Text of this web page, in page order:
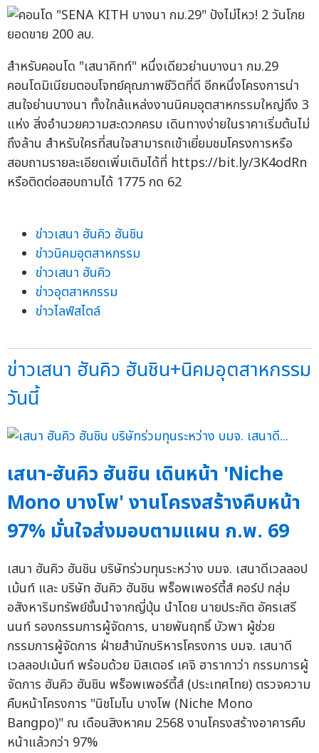
สำหรับคอนโด "เสนาคิทท์" หนึ่งเดียวย่านบางนา กม.29
คอนโดมิเนียมตอบโจทย์คุณภาพชีวิตที่ดี อีกหนึ่งโครงการน่า
สนใจย่านบางนา ทั้งใกล้แหล่งงานนิคมอุตสาหกรรมใหญ่ถึง 3
แห่ง สิ่งอำนวยความสะดวกครบ เดินทางง่ายในราคาเริ่มต้นไม่
ถึงล้าน สำหรับใครที่สนใจสามารถเข้าเยี่ยมชมโครงการหรือ
สอบถามรายละเอียดเพิ่มเติมได้ที่ https://bit.ly/3K4odRn
หรือติดต่อสอบถามได้ 1775 กด 62
ข่าวเสนา ฮันคิว ฮันชิน
ข่าวนิคมอุตสาหกรรม
ข่าวเสนา ฮันคิว
ข่าวอุตสาหกรรม
ข่าวไลฟ์สไตล์
ข่าวเสนา ฮันคิว ฮันชิน+นิคมอุตสาหกรรม
วันนี้
เสนา-ฮันคิว ฮันชิน เดินหน้า 'Niche
Mono บางโพ' งานโครงสร้างคืบหน้า
97% มั่นใจส่งมอบตามแผน ก.พ. 69
เสนา ฮันคิว ฮันชิน บริษัทร่วมทุนระหว่าง บมจ. เสนาดีเวลลอป
เม้นท์ และ บริษัท ฮันคิว ฮันชิน พร็อพเพอร์ตี้ส์ คอร์ป กลุ่ม
อสังหาริมทรัพย์ชั้นนำจากญี่ปุ่น นำโดย นายประกิต อัครเสรี
นนท์ รองกรรมการผู้จัดการ, นายพันฤทธิ์ บัวพา ผู้ช่วย
กรรมการผู้จัดการ ฝ่ายสำนักบริหารโครงการ บมจ. เสนาดี
เวลลอปเม้นท์ พร้อมด้วย มิสเตอร์ เคจิ ฮารากาว่า กรรมการผู้
จัดการ ฮันคิว ฮันชิน พร็อพเพอร์ตี้ส์ (ประเทศไทย) ตรวจความ
คืบหน้าโครงการ "นิชโมโน บางโพ (Niche Mono
Bangpo)" ณ เดือนสิงหาคม 2568 งานโครงสร้างอาคารคืบ
หน้าแล้วกว่า 97%